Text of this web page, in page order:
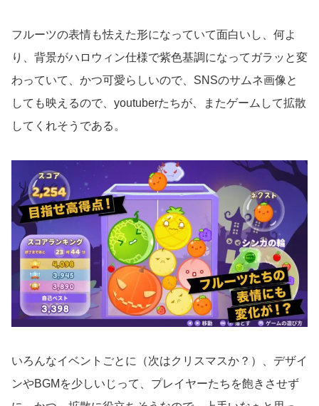
フルーツの表情も怯えた形になっていて面白いし、何よ
り、背景がハロウィン仕様で紫色基調になってガラッと変
わっていて、かつ可愛らしいので、SNSのサムネ画像と
しても映えるので、youtuberたちが、またゲームして拡散
してくれそうである。
いろんなイベントごとに（次はクリスマスか？）、デザイ
ンやBGMを少しいじって、プレイヤーたちを飽きさせず